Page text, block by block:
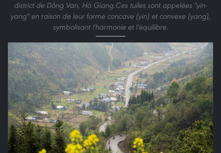
district de Dông Van, Hà Giang.Ces tuiles sont appelées "yin-
yang" en raison de leur forme concave (yin) et convexe (yang),
symbolisant l'harmonie et l'équilibre.